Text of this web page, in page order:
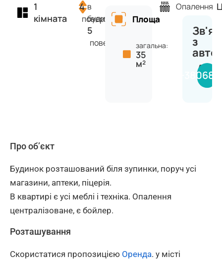
1
кімната
4
поверх
в
будинку
5
поверхів
Площа
загальна:
35
м²
Опалення
з
Про об’єкт
Будинок розташований біля зупинки, поруч усі
магазини, аптеки, піцерія.
В квартирі є усі меблі і техніка. Опалення
централізоване, є бойлер.
Розташування
Скористатися пропозицією Оренда. у місті